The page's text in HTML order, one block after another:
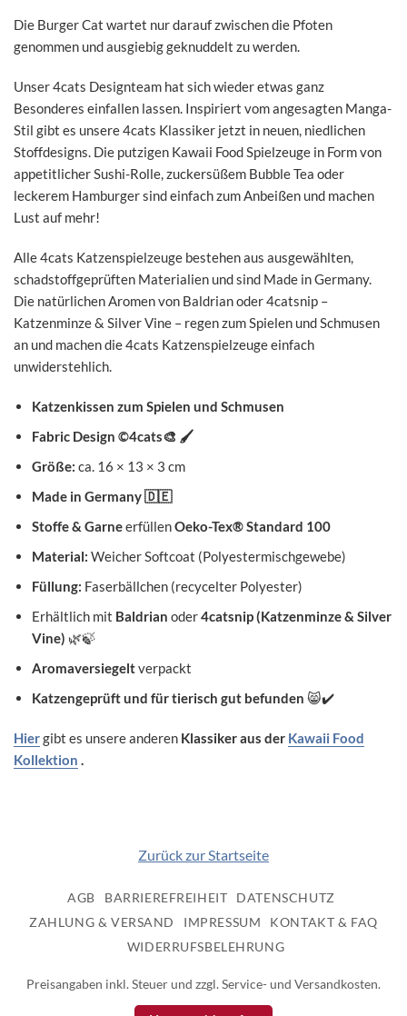
Die Burger Cat wartet nur darauf zwischen die Pfoten
genommen und ausgiebig geknuddelt zu werden.
Unser 4cats Designteam hat sich wieder etwas ganz
Besonderes einfallen lassen. Inspiriert vom angesagten Manga-
Stil gibt es unsere 4cats Klassiker jetzt in neuen, niedlichen
Stoffdesigns. Die putzigen Kawaii Food Spielzeuge in Form von
appetitlicher Sushi-Rolle, zuckersüßem Bubble Tea oder
leckerem Hamburger sind einfach zum Anbeißen und machen
Lust auf mehr!
Alle 4cats Katzenspielzeuge bestehen aus ausgewählten,
schadstoffgeprüften Materialien und sind Made in Germany.
Die natürlichen Aromen von Baldrian oder 4catsnip –
Katzenminze & Silver Vine – regen zum Spielen und Schmusen
an und machen die 4cats Katzenspielzeuge einfach
unwiderstehlich.
Katzenkissen zum Spielen und Schmusen
Fabric Design ©4cats🎨 🖌️
Größe: ca. 16 × 13 × 3 cm
Made in Germany🇩🇪
Stoffe & GarneerfüllenOeko-Tex® Standard 100
Material: Weicher Softcoat (Polyestermischgewebe)
Füllung: Faserbällchen (recycelter Polyester)
Erhältlich mit Baldrian oder4catsnip (Katzenminze & Silver
Vine) 🌿🍃
Aromaversiegeltverpackt
Katzengeprüft und für tierisch gut befunden 😸✔️
Hiergibt es unsere anderen Klassiker aus der Kawaii Food
Kollektion .
Zurück zur Startseite
AGB BARRIEREFREIHEIT
DATENSCHUTZ
ZAHLUNG & VERSAND
IMPRESSUM
KONTAKT & FAQ
WIDERRUFSBELEHRUNG
Preisangaben inkl. Steuer und zzgl. Service- und Versandkosten.